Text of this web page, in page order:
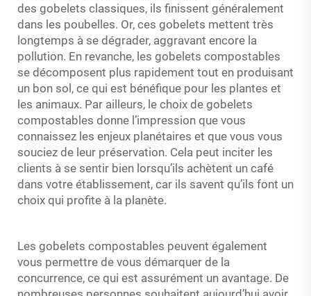
des gobelets classiques, ils finissent généralement
dans les poubelles. Or, ces gobelets mettent très
longtemps à se dégrader, aggravant encore la
pollution. En revanche, les gobelets compostables
se décomposent plus rapidement tout en produisant
un bon sol, ce qui est bénéfique pour les plantes et
les animaux. Par ailleurs, le choix de gobelets
compostables donne l’impression que vous
connaissez les enjeux planétaires et que vous vous
souciez de leur préservation. Cela peut inciter les
clients à se sentir bien lorsqu’ils achètent un café
dans votre établissement, car ils savent qu’ils font un
choix qui profite à la planète.
Les gobelets compostables peuvent également
vous permettre de vous démarquer de la
concurrence, ce qui est assurément un avantage. De